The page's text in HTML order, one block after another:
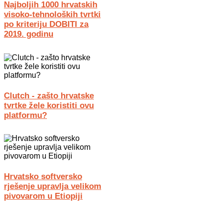
Najboljih 1000 hrvatskih
visoko-tehnoloških tvrtki
po kriteriju DOBITI za
2019. godinu
Clutch - zašto hrvatske
tvrtke žele koristiti ovu
platformu?
Hrvatsko softversko
rješenje upravlja velikom
pivovarom u Etiopiji